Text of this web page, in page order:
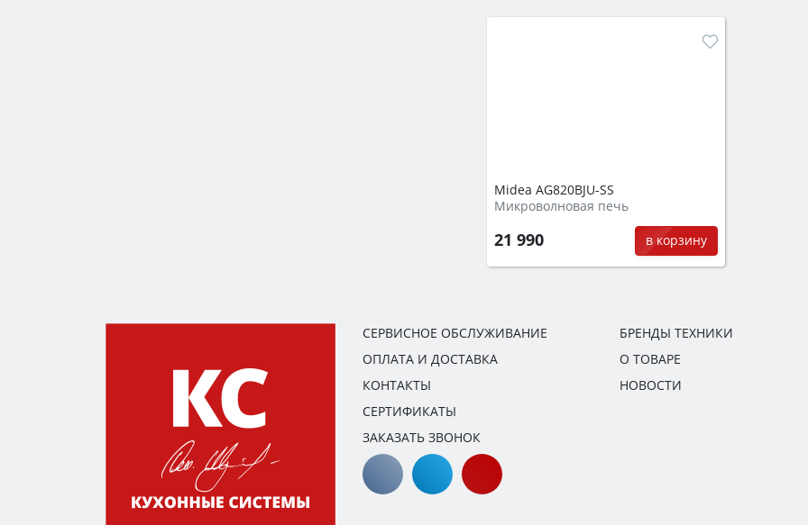
Midea AG820BJU-SS
Микроволновая печь
21 990 в корзину
СЕРВИСНОЕ ОБСЛУЖИВАНИЕ
ОПЛАТА И ДОСТАВКА
КОНТАКТЫ
СЕРТИФИКАТЫ
ЗАКАЗАТЬ ЗВОНОК
БРЕНДЫ ТЕХНИКИ
О ТОВАРЕ
НОВОСТИ